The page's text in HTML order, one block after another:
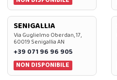
SENIGALLIA
Via Guglielmo Oberdan, 17,
60019 Senigallia AN
+39 071 96 96 905
NON DISPONIBILE